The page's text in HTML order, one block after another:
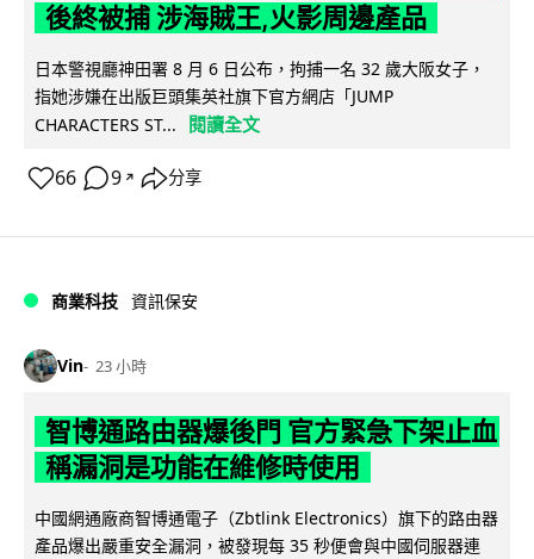
後終被捕 涉海賊王,火影周邊產品
日本警視廳神田署 8 月 6 日公布，拘捕一名 32 歲大阪女子，
指她涉嫌在出版巨頭集英社旗下官方網店「JUMP
CHARACTERS ST...
閱讀全文
66 9 ↗ 分享
商業科技 資訊保安
Vin 23 小時
智博通路由器爆後門 官方緊急下架止血
稱漏洞是功能在維修時使用
中國網通廠商智博通電子（Zbtlink Electronics）旗下的路由器
產品爆出嚴重安全漏洞，被發現每 35 秒便會與中國伺服器連